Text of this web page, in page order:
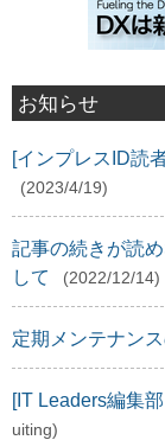
お知らせ
[インプレスID読
(2023/4/19)
記事の続きが読
して
(2022/12/14)
定期メンテナン
[IT Leaders編集
uiting)